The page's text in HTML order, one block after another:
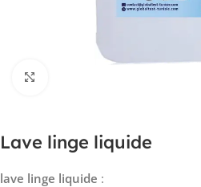
Lave linge liquide
lave linge liquide :